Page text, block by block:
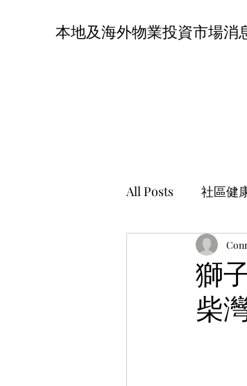
本地及海外物業投資市場消
All Posts 社區健
獅
柴